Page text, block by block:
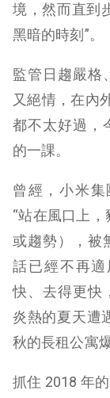
七、教育：
總結
境，然而直到
黑暗的時刻”。
監管日趨嚴格
又絕情，在內
都不太好過，
的一課。
曾經，小米集
“站在風口上
或趨勢），被
話已經不再
快、去得更快
炎熱的夏天遭
秋的長租公寓
抓住 2018 年